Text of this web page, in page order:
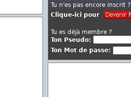
Tu n'es pas encore inscrit ?
Clique-ici pour
Tu es déjà membre ?
Ton Pseudo:
Ton Mot de passe: